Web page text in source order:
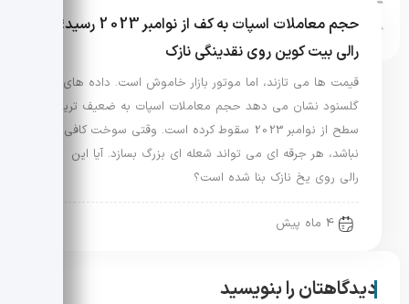
حجم معاملات اسپات به کف از نوامبر 2023 رسید؛
رالی بیت کوین روی نقدینگی نازک
قیمت ها می تازند، اما موتور بازار خاموش است. داده های
گلسنود نشان می دهد حجم معاملات اسپات به ضعیف ترین
سطح از نوامبر 2023 سقوط کرده است. وقتی سوخت کافی
نباشد، هر جرقه ای می تواند شعله ای بزرگ بسازد. آیا این
رالی روی یخ نازک بنا شده است؟
4 ماه پیش
دیدگاهتان را بنویسید